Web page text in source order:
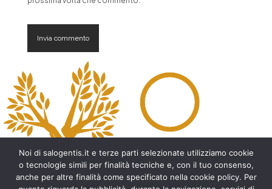
A
l
t
e
r
n
a
v
e
Noi di salogentis.it e terze parti selezionate utilizziamo cookie
o tecnologie simili per finalità tecniche e, con il tuo consenso,
anche per altre finalità come specificato nella cookie policy. Per